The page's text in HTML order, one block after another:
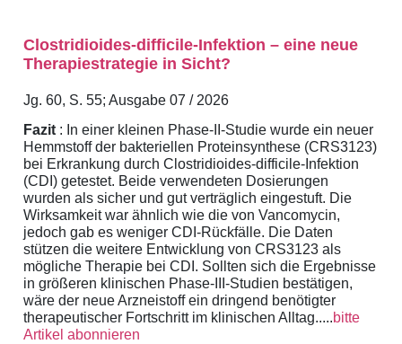
Clostridioides-difficile-Infektion – eine neue
Therapiestrategie in Sicht?
Jg. 60, S. 55; Ausgabe 07 / 2026
Fazit : In einer kleinen Phase-II-Studie wurde ein neuer
Hemmstoff der bakteriellen Proteinsynthese (CRS3123)
bei Erkrankung durch Clostridioides-difficile-Infektion
(CDI) getestet. Beide verwendeten Dosierungen
wurden als sicher und gut verträglich eingestuft. Die
Wirksamkeit war ähnlich wie die von Vancomycin,
jedoch gab es weniger CDI-Rückfälle. Die Daten
stützen die weitere Entwicklung von CRS3123 als
mögliche Therapie bei CDI. Sollten sich die Ergebnisse
in größeren klinischen Phase-III-Studien bestätigen,
wäre der neue Arzneistoff ein dringend benötigter
therapeutischer Fortschritt im klinischen Alltag.....bitte
Artikel abonnieren